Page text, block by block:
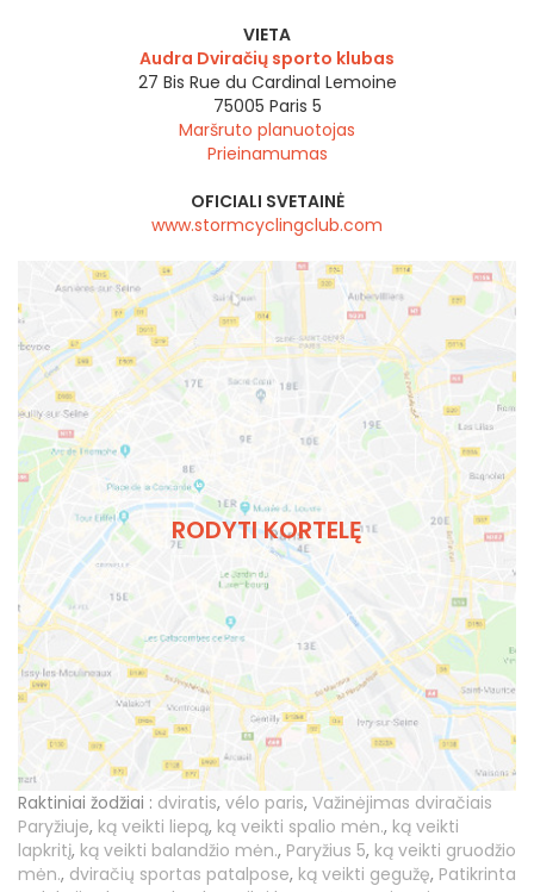
VIETA
Audra Dviračių sporto klubas
27 Bis Rue du Cardinal Lemoine
75005 Paris 5
Maršruto planuotojas
Prieinamumas
OFICIALI SVETAINĖ
www.stormcyclingclub.com
RODYTI KORTELĘ
Raktiniai žodžiai : dviratis, vélo paris, Važinėjimas dviračiais
Paryžiuje, ką veikti liepą, ką veikti spalio mėn., ką veikti
lapkritį, ką veikti balandžio mėn., Paryžius 5, ką veikti gruodžio
mėn., dviračių sportas patalpose, ką veikti gegužę, Patikrinta